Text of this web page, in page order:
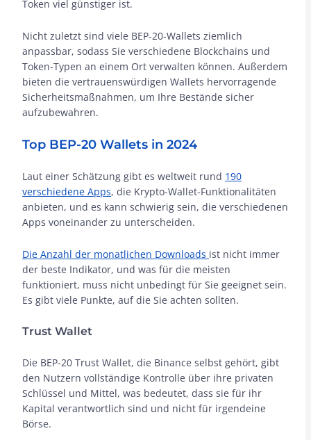
Token viel günstiger ist.
Nicht zuletzt sind viele BEP-20-Wallets ziemlich
anpassbar, sodass Sie verschiedene Blockchains und
Token-Typen an einem Ort verwalten können. Außerdem
bieten die vertrauenswürdigen Wallets hervorragende
Sicherheitsmaßnahmen, um Ihre Bestände sicher
aufzubewahren.
Top BEP-20 Wallets in 2024
Laut einer Schätzung gibt es weltweit rund 190
verschiedene Apps, die Krypto-Wallet-Funktionalitäten
anbieten, und es kann schwierig sein, die verschiedenen
Apps voneinander zu unterscheiden.
Die Anzahl der monatlichen Downloads ist nicht immer
der beste Indikator, und was für die meisten
funktioniert, muss nicht unbedingt für Sie geeignet sein.
Es gibt viele Punkte, auf die Sie achten sollten.
Trust Wallet
Die BEP-20 Trust Wallet, die Binance selbst gehört, gibt
den Nutzern vollständige Kontrolle über ihre privaten
Schlüssel und Mittel, was bedeutet, dass sie für ihr
Kapital verantwortlich sind und nicht für irgendeine
Börse.